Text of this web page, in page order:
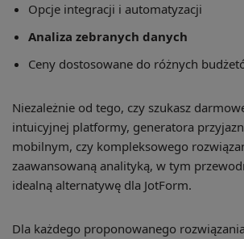
Opcje integracji i automatyzacji
Analiza zebranych danych
Ceny dostosowane do różnych
Niezależnie od tego, czy szukasz
intuicyjnej platformy, generatora
mobilnym, czy kompleksowego
zaawansowaną analityką, w tym
idealną alternatywę dla JotForm.
Dla każdego proponowanego